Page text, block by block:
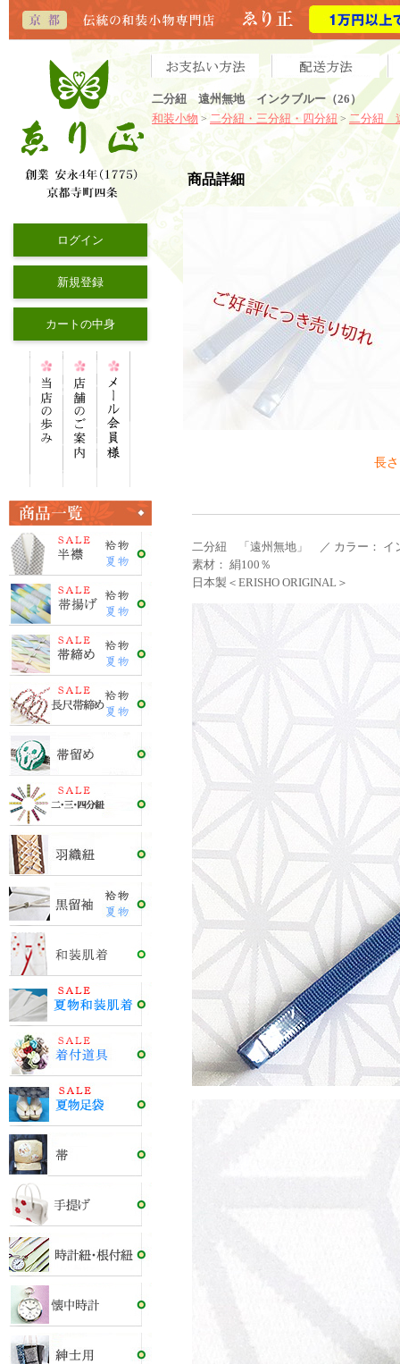
二分紐 遠州無地 インクブルー（26）
和装小物 > 二分紐・三分紐・四分紐 > 二分紐
ログイン
新規登録
カートの中身
商品詳細
長
二分紐 「遠州無地」 ／ カラー： イ
素材： 絹100％
日本製＜ERISHO ORIGINAL＞